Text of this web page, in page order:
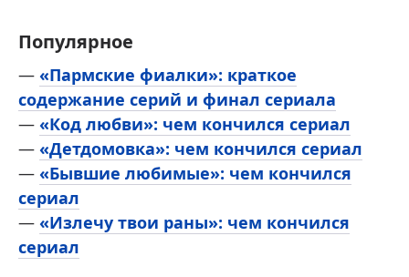
Популярное
— «Пармские фиалки»: краткое
содержание серий и финал сериала
— «Код любви»: чем кончился сериал
— «Детдомовка»: чем кончился сериал
— «Бывшие любимые»: чем кончился
сериал
— «Излечу твои раны»: чем кончился
сериал